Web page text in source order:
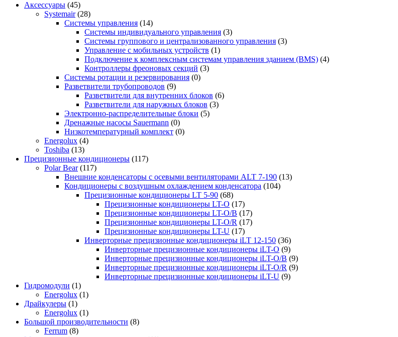
Аксессуары (45)
Systemair (28)
Системы управления (14)
Системы индивидуального управления (3)
Системы группового и централизованного управления (3)
Управление с мобильных устройств (1)
Подключение к комплексным системам управления зданием (BMS) (4)
Контроллеры фреоновых секций (3)
Системы ротации и резервирования (0)
Разветвители трубопроводов (9)
Разветвители для внутренних блоков (6)
Разветвители для наружных блоков (3)
Электронно-распределительные блоки (5)
Дренажные насосы Sauermann (0)
Низкотемпературный комплект (0)
Energolux (4)
Toshiba (13)
Прецизионные кондиционеры (117)
Polar Bear (117)
Внешние конденсаторы с осевыми вентиляторами ALT 7-190 (13)
Кондиционеры с воздушным охлаждением конденсатора (104)
Прецизионные кондиционеры LT 5-90 (68)
Прецизионные кондиционеры LT-O (17)
Прецизионные кондиционеры LT-O/B (17)
Прецизионные кондиционеры LT-O/R (17)
Прецизионные кондиционеры LT-U (17)
Инверторные прецизионные кондиционеры iLT 12-150 (36)
Инверторные прецизионные кондиционеры iLT-O (9)
Инверторные прецизионные кондиционеры iLT-O/B (9)
Инверторные прецизионные кондиционеры iLT-O/R (9)
Инверторные прецизионные кондиционеры iLT-U (9)
Гидромодули (1)
Energolux (1)
Драйкулеры (1)
Energolux (1)
Большой производительности (8)
Ferrum (8)